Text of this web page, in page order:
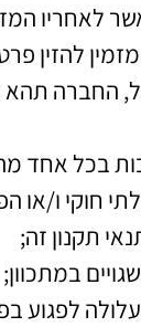
לאחריו
להזין
החברה
בכל אחד
חוקי ו/או
תקנון זה;
במתכוון;
לפגוע